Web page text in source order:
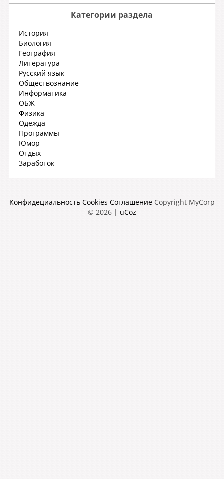
Категории раздела
История
Биология
География
Литература
Русский язык
Обществознание
Информатика
ОБЖ
Физика
Одежда
Программы
Юмор
Отдых
Заработок
Конфидециальность Cookies Соглашение Copyright MyCorp
© 2026| uCoz